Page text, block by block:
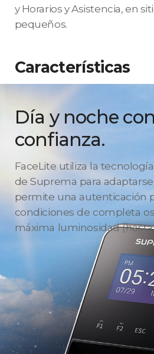
y Horarios y Asistencia, en
pequeños.
Características
Día y noche con
confianza.
FaceLite utiliza la
de Suprema para
permite una autenticación
condiciones de completa
máxima luminosidad (hasta